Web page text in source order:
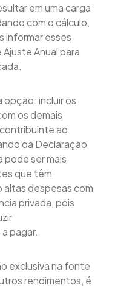
em uma carga
com o cálculo,
informar esses
Anual para
incluir os
os demais
ao
da Declaração
pode ser mais
que têm
despesas com
privada, pois
pagar.
exclusiva na fonte
rendimentos, é